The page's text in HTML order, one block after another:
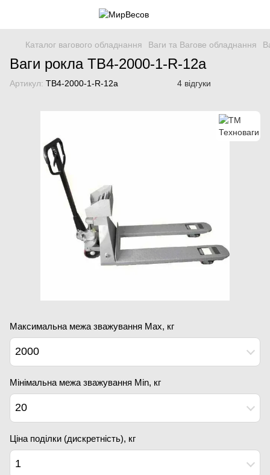
Каталог вагового обладнання Ваги та Вагове обладнання
Ваги рокла ТВ4-2000-1-R-12a
Артикул: ТВ4-2000-1-R-12a 4 відгуки
Максимальна межа зважування Мах, кг
2000
Мінімальна межа зважування Min, кг
20
Ціна поділки (дискретність), кг
1